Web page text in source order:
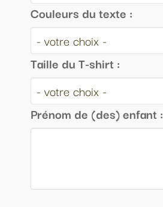
Couleurs du texte :
Taille du T-shirt :
Prénom de (des) enfant :